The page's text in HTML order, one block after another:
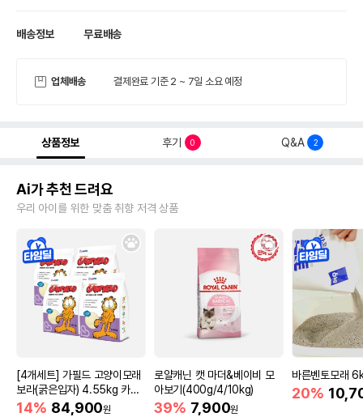
배송정보 무료배송
업체배송 결제완료 기준 2 ~ 7일 소요 예정
상품정보 후기 0 Q&A 2
Ai가 추천 드려요
우리 아이를 위한 맞춤 취향 저격 상품
[4개세트] 가필드 고양이모래
보라(굵은입자) 4.55kg 카사
바모래
14% 84,900원
로얄캐닌 캣 마더&베이비 모
아보기(400g/4/10kg)
39% 7,900원
바른벤토모래
20%